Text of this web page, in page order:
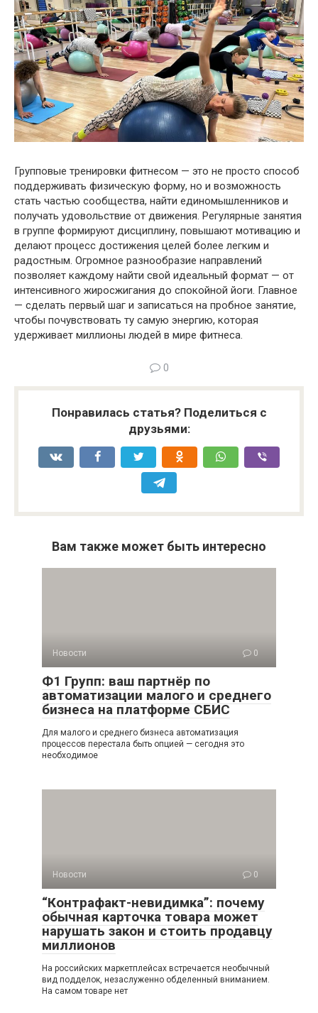
Групповые тренировки фитнесом — это не просто способ
поддерживать физическую форму, но и возможность
стать частью сообщества, найти единомышленников и
получать удовольствие от движения. Регулярные занятия
в группе формируют дисциплину, повышают мотивацию и
делают процесс достижения целей более легким и
радостным. Огромное разнообразие направлений
позволяет каждому найти свой идеальный формат — от
интенсивного жиросжигания до спокойной йоги. Главное
— сделать первый шаг и записаться на пробное занятие,
чтобы почувствовать ту самую энергию, которая
удерживает миллионы людей в мире фитнеса.
0
Понравилась статья? Поделиться с
друзьями:
Вам также может быть интересно
Новости 0
Ф1 Групп: ваш партнёр по
автоматизации малого и среднего
бизнеса на платформе СБИС
Для малого и среднего бизнеса автоматизация
процессов перестала быть опцией — сегодня это
необходимое
Новости 0
“Контрафакт-невидимка”: почему
обычная карточка товара может
нарушать закон и стоить продавцу
миллионов
На российских маркетплейсах встречается необычный
вид подделок, незаслуженно обделенный вниманием.
На самом товаре нет